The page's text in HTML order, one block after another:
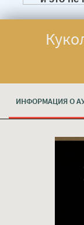
ИНФОРМАЦИЯ О